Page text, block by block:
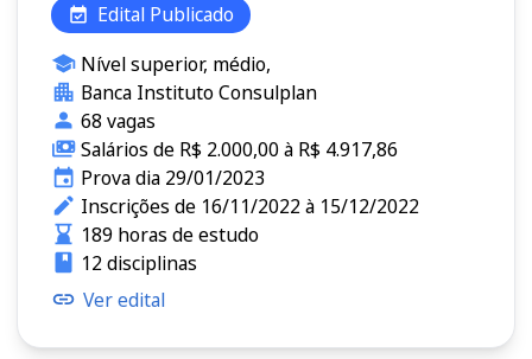
Edital Publicado
Nível superior, médio,
Banca Instituto Consulplan
68 vagas
Salários de R$ 2.000,00 à R$ 4.917,86
Prova dia 29/01/2023
Inscrições de 16/11/2022 à 15/12/2022
189 horas de estudo
12 disciplinas
Ver edital